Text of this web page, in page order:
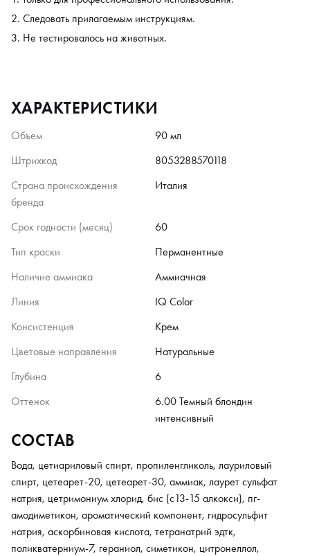
Следовать прилагаемым инструкциям.
Не тестировалось на животных.
ХАРАКТЕРИСТИКИ
Объем
90 мл
Штрихкод
8053288570118
Страна происхождения
бренда
Италия
Срок годности (месяц)
60
Тип краски
Перманентные
Наличие аммиака
Аммиачная
Линия
IQ Color
Консистенция
Крем
Цветовые направления
Натуральные
Глубина
6
Оттенок
6.00 Темный блондин
интенсивный
СОСТАВ
Вода, цетиариловый спирт, пропиленгликоль, лауриловый
спирт, цетеарет-20, цетеарет-30, аммиак, лаурет сульфат
натрия, цетримониум хлорид, бис (с13-15 алкокси), пг-
амодиметикон, ароматический компонент, гидросульфит
натрия, аскорбиновая кислота, тетранатрий эдтк,
поликватерниум-7, гераниол, симетикон, цитронеллол,